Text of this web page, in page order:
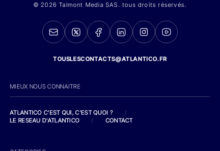
© 2026 Talmont Media SAS. tous droits réservés.
TOUSLESCONTACTS@ATLANTICO.FR
MIEUX NOUS CONNAITRE
ATLANTICO C'EST QUI, C'EST QUOI ?
/
LE RESEAU D'ATLANTICO
/ CONTACT